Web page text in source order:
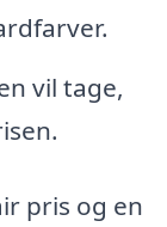
vil tage,
pris og en